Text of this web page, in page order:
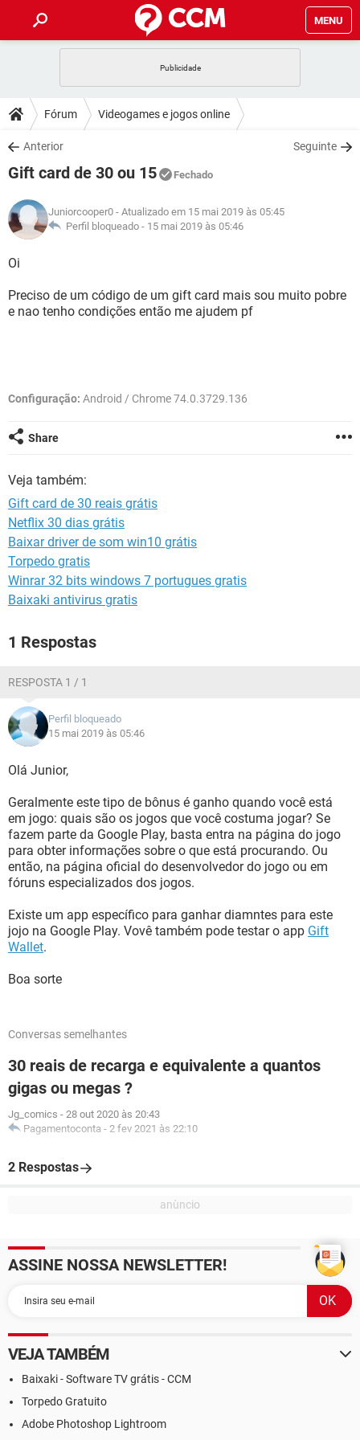
MENU
CELULAR FACEBOOK
OUTLOOK
INSTAGRAM GMAIL
GUIA DE COMPRAS
DICAS
JOGOS WHATSAPP
INSTAGRAM GMAIL
GUIA DE COMPRAS
DOWNLOADS
JOGOS WHATSAPP
CELULAR
OUTLOOK EXCEL
INSTAGRAM
JOGOS WHATSAPP
CELULAR
OUTLOOK
INSTAGRAM GMAIL
GLOSSÁRIO
JOGOS
OUTLOOK EXCEL
Fórum Videogames e jogos online
Anterior Seguinte
Gift card de 30 ou 15 Fechado
Juniorcooper0 - Atualizado em 15 mai 2019 às 05:45
Perfil bloqueado - 15 mai 2019 às 05:46
Oi
Preciso de um código de um gift card mais sou muito pobre
e nao tenho condições então me ajudem pf
Configuração: Android / Chrome 74.0.3729.136
Share
Veja também:
Gift card de 30 reais grátis
Netflix 30 dias grátis
Baixar driver de som win10 grátis
Torpedo gratis
Winrar 32 bits windows 7 portugues gratis
Baixaki antivirus gratis
1 Respostas
RESPOSTA 1 / 1
Perfil bloqueado
15 mai 2019 às 05:46
Olá Junior,
Geralmente este tipo de bônus é ganho quando você está
em jogo: quais são os jogos que você costuma jogar? Se
fazem parte da Google Play, basta entra na página do jogo
para obter informações sobre o que está procurando. Ou
então, na página oficial do desenvolvedor do jogo ou em
fóruns especializados dos jogos.
Existe um app específico para ganhar diamntes para este
jojo na Google Play. Vovê também pode testar o app Gift
Wallet.
Boa sorte
Conversas semelhantes
30 reais de recarga e equivalente a quantos
gigas ou megas ?
Jg_comics - 28 out 2020 às 20:43
Pagamentoconta - 2 fev 2021 às 22:10
2 Respostas
ASSINE NOSSA NEWSLETTER!
VEJA TAMBÉM
Baixaki - Software TV grátis - CCM
Torpedo Gratuito
Adobe Photoshop Lightroom